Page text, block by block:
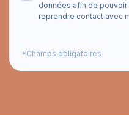
données afin de
reprendre contact avec
*Champs obligatoires